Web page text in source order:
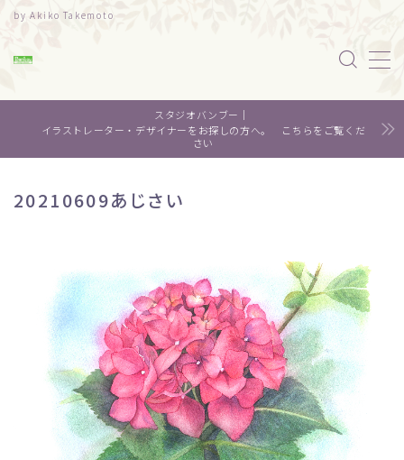
by Akiko Takemoto
MENU
水彩｜食べ物
デザイン
About me
Contact
スタジオバンブー｜
イラストレーター・デザイナーをお探しの方へ。 こちらをご覧くだ
さい
20210609あじさい